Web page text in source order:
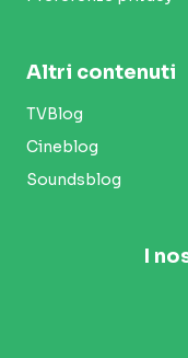
Altri contenuti
TVBlog
Cineblog
Soundsblog
I